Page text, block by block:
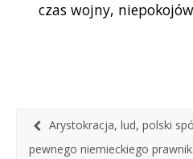
będzie, ma do
czas wojny,
Arystokracja, lud, polski
pewnego niemieckiego